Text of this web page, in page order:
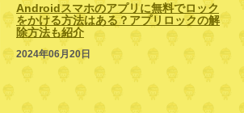
Androidスマホのアプリに無料でロック
をかける方法はある？アプリロックの解
除方法も紹介
2024年06月20日